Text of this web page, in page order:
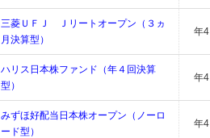
三菱ＵＦＪ Ｊリートオープン（３ヵ
月決算型）
年
ハリス日本株ファンド（年４回決算
型）
年
みずほ好配当日本株オープン（ノーロ
ード型）
年